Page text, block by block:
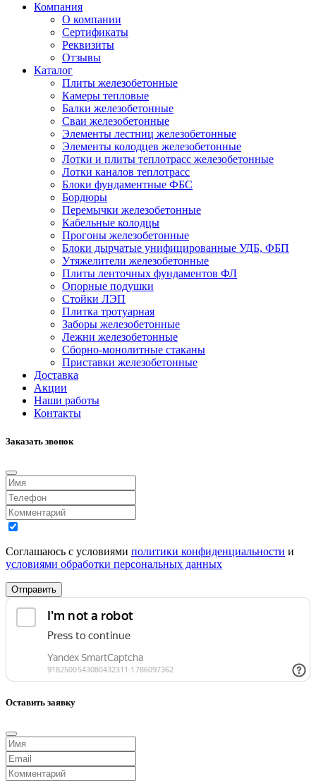
Компания
О компании
Сертификаты
Реквизиты
Отзывы
Каталог
Плиты железобетонные
Камеры тепловые
Балки железобетонные
Сваи железобетонные
Элементы лестниц железобетонные
Элементы колодцев железобетонные
Лотки и плиты теплотрасс железобетонные
Лотки каналов теплотрасс
Блоки фундаментные ФБС
Бордюры
Перемычки железобетонные
Кабельные колодцы
Прогоны железобетонные
Блоки дырчатые унифицированные УДБ, ФБП
Утяжелители железобетонные
Плиты ленточных фундаментов ФЛ
Опорные подушки
Стойки ЛЭП
Плитка тротуарная
Заборы железобетонные
Лежни железобетонные
Сборно-монолитные стаканы
Приставки железобетонные
Доставка
Акции
Наши работы
Контакты
Заказать звонок
Соглашаюсь с условиями политики конфиденциальности и
условиями обработки персональных данных
Отправить
Оставить заявку